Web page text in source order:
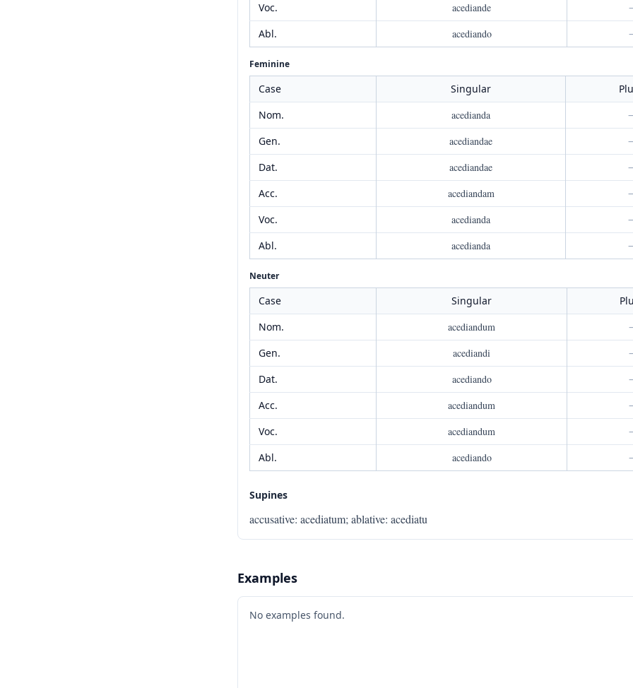
Voc.
acediande
Abl.
acediando
Feminine
Case Singular
Nom.
acedianda
Gen.
acediandae
Dat.
acediandae
Acc.
acediandam
Voc.
acedianda
Abl.
acedianda
Neuter
Case Singular
Nom.
acediandum
Gen.
acediandi
Dat.
acediando
Acc.
acediandum
Voc.
acediandum
Abl.
acediando
Supines
accusative: acediatum; ablative: acediatu
Examples
No examples found.